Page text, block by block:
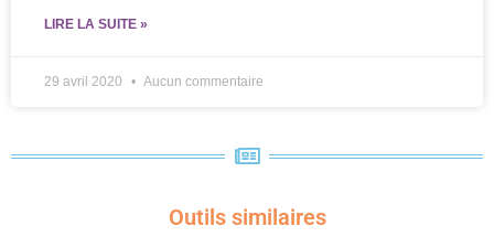
LIRE LA SUITE »
29 avril 2020 Aucun commentaire
Outils similaires